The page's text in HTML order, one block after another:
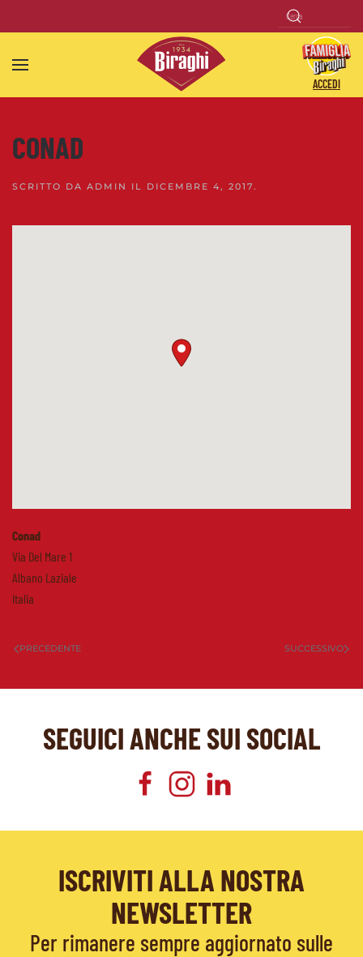
Skip to main content
ACCEDI
CONAD
SCRITTO DA ADMIN IL DICEMBRE 4, 2017.
Conad
Via Del Mare 1
Albano Laziale
Italia
PRECEDENTE SUCCESSIVO
SEGUICI ANCHE SUI SOCIAL
ISCRIVITI ALLA NOSTRA
NEWSLETTER
Per rimanere sempre aggiornato sulle